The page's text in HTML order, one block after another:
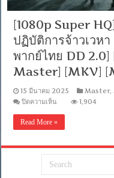
[1080p Super
ปฏิบัติการจ้าวเวห
พากย์ไทย DD
Master] [MKV]
15 มีนาคม 2025 Master,
ปิดความเห็น
HQ]
to
(2023)
1,904
Read More »